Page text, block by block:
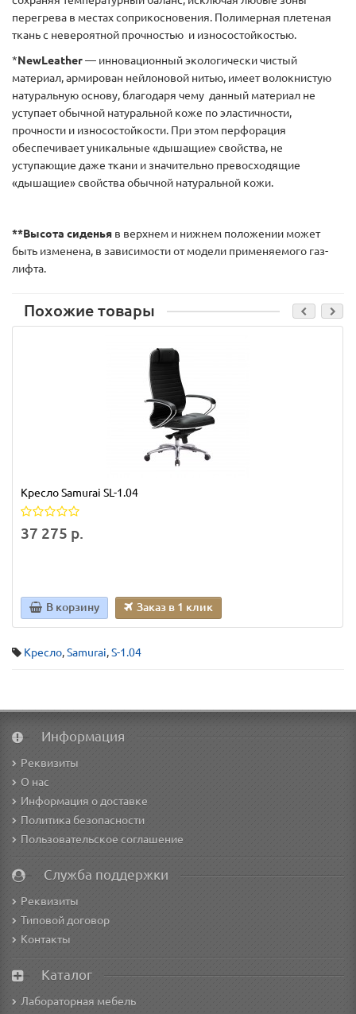
перегрева в местах соприкосновения. Полимерная плетеная
ткань с невероятной прочностью и износостойкостью.
*NewLeather— инновационный экологически чистый
материал, армирован нейлоновой нитью, имеет волокнистую
натуральную основу, благодаря чему данный материал не
уступает обычной натуральной коже по эластичности,
прочности и износостойкости. При этом перфорация
обеспечивает уникальные «дышащие» свойства, не
уступающие даже ткани и значительно превосходящие
«дышащие» свойства обычной натуральной кожи.
**Высота сиденья в верхнем и нижнем положении может
быть изменена, в зависимости от модели применяемого газ-
лифта.
Похожие товары
Кресло Samurai SL-1.04
37 275 р.
В корзину Заказ в 1 клик
Кресло,Samurai,S-1.04
Информация
Реквизиты
О нас
Информация о доставке
Политика безопасности
Пользовательское соглашение
Служба поддержки
Реквизиты
Типовой договор
Контакты
Каталог
Лабораторная мебель